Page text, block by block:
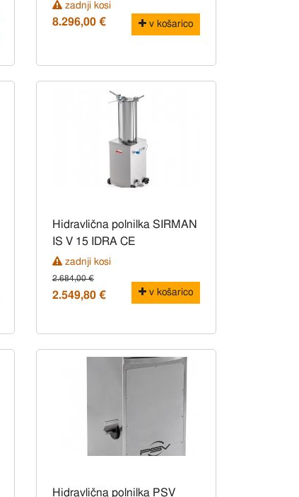
zadnji kosi
8.296,00 € v košarico
Hidravlična polnilka SIRMAN
IS V 15 IDRA CE
zadnji kosi
2.684,00 €
2.549,80 € v košarico
Hidravlična polnilka PSV